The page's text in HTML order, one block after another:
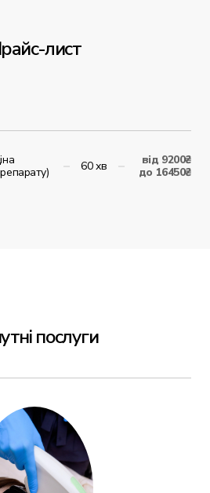
лист
60 хв
від 9200₴
до 16450₴
послуги